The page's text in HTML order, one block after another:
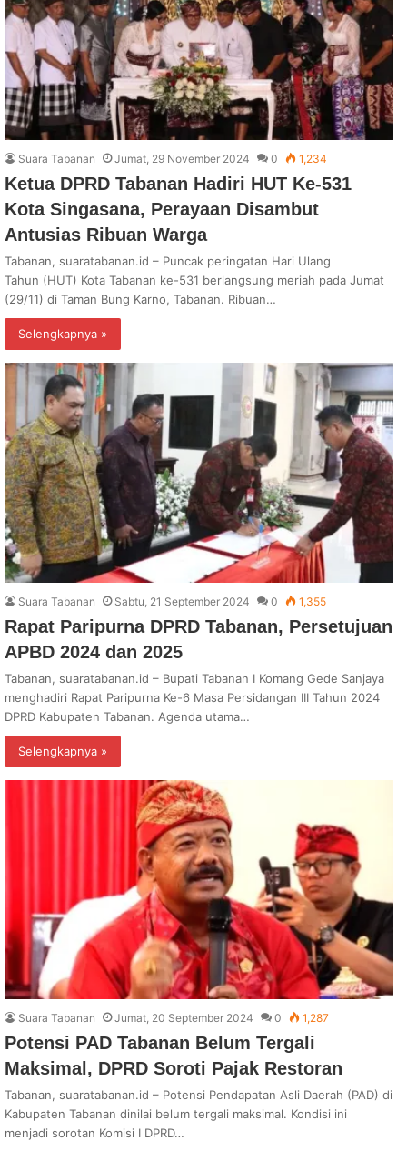
Suara Tabanan Jumat, 29 November 2024 0 1,234
Ketua DPRD Tabanan Hadiri HUT Ke-531
Kota Singasana, Perayaan Disambut
Antusias Ribuan Warga
Tabanan, suaratabanan.id – Puncak peringatan Hari Ulang
Tahun (HUT) Kota Tabanan ke-531 berlangsung meriah pada Jumat
(29/11) di Taman Bung Karno, Tabanan. Ribuan…
Selengkapnya »
Suara Tabanan Sabtu, 21 September 2024 0 1,355
Rapat Paripurna DPRD Tabanan, Persetujuan
APBD 2024 dan 2025
Tabanan, suaratabanan.id – Bupati Tabanan I Komang Gede Sanjaya
menghadiri Rapat Paripurna Ke-6 Masa Persidangan III Tahun 2024
DPRD Kabupaten Tabanan. Agenda utama…
Selengkapnya »
Suara Tabanan Jumat, 20 September 2024 0 1,287
Potensi PAD Tabanan Belum Tergali
Maksimal, DPRD Soroti Pajak Restoran
Tabanan, suaratabanan.id – Potensi Pendapatan Asli Daerah (PAD) di
Kabupaten Tabanan dinilai belum tergali maksimal. Kondisi ini
menjadi sorotan Komisi I DPRD…